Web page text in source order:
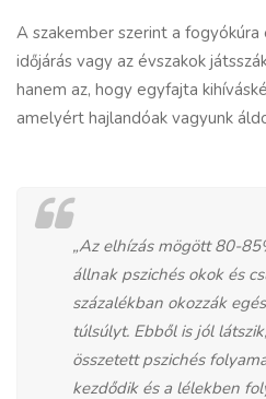
A szakember szerint a fogyókúra
időjárás vagy az évszakok
hanem az, hogy egyfajta
amelyért hajlandóak vagyunk
„Az elhízás mögött 80-
állnak pszichés okok és
százalékban okozzák
túlsúlyt. Ebből is jól
összetett pszichés
kezdődik és a lélekben